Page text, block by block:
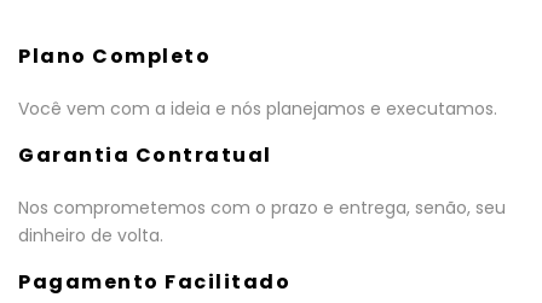
Plano Completo
Você vem com a ideia e nós planejamos e executamos.
Garantia Contratual
Nos comprometemos com o prazo e entrega, senão, seu
dinheiro de volta.
Pagamento Facilitado